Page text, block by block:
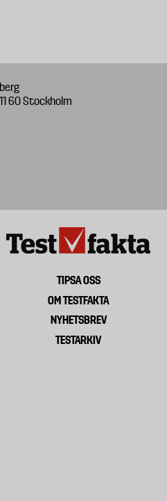
60 Stockholm
TIPSA OSS
OM TESTFAKTA
NYHETSBREV
TESTARKIV